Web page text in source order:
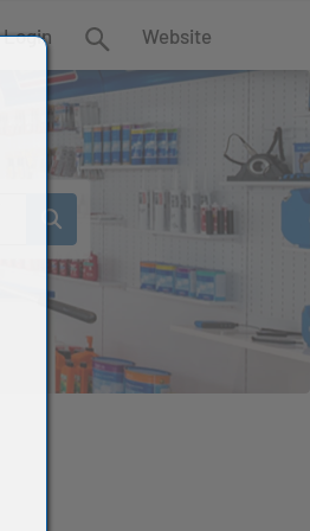
Login Suche Website